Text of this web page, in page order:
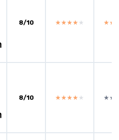
8/10 ★★★★★
★★★★★
8/10 ★★★★★
★★★★★